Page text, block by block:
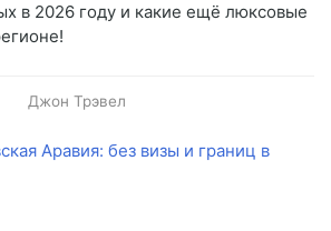
в 2026 году и какие ещё люксовые
Джон Трэвел